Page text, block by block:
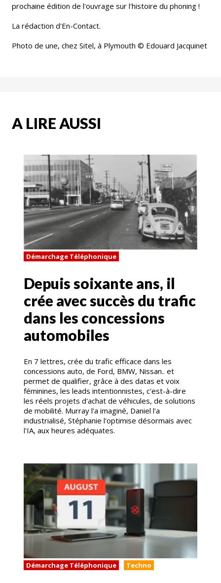
prochaine édition de l'ouvrage sur l'histoire du phoning !
La rédaction d'En-Contact.
Photo de une, chez Sitel, à Plymouth © Edouard Jacquinet
A LIRE AUSSI
Démarchage Téléphonique
Depuis soixante ans, il
crée avec succès du trafic
dans les concessions
automobiles
En 7 lettres, crée du trafic efficace dans les
concessions auto, de Ford, BMW, Nissan.. et
permet de qualifier, grâce à des datas et voix
féminines, les leads intentionnistes, c'est-à-dire
les réels projets d'achat de véhicules, de solutions
de mobilité. Murray l'a imaginé, Daniel l'a
industrialisé, Stéphanie l'optimise désormais avec
l'IA, aux heures adéquates.
Démarchage Téléphonique Techno